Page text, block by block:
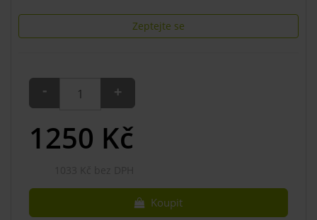
Zeptejte se
- +
1250 Kč
Koupit